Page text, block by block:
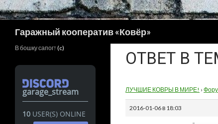
Гаражный кооператив «Ковёр»
ОТВЕТ В
ЛУЧШИЕ КОВРЫ В МИРЕ! ›
2016-01-06 в 18:03
В бошку сапог! (c)
garage_stream
10 USER(S) ONLINE